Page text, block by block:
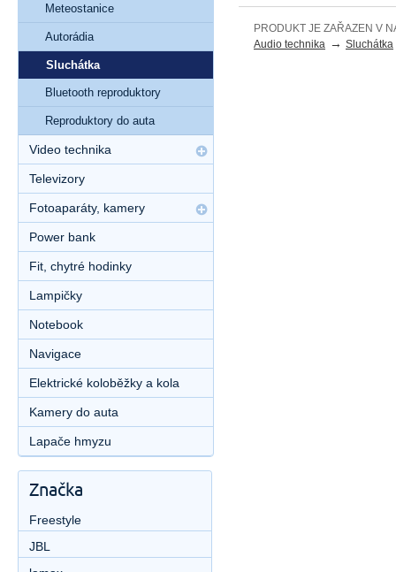
PRODUKT JE ZAŘAZEN V
Audio technika → Sluchátka
Meteostanice
Autorádia
Sluchátka
Bluetooth reproduktory
Reproduktory do auta
Video technika
Televizory
Fotoaparáty, kamery
Power bank
Fit, chytré hodinky
Lampičky
Notebook
Navigace
Elektrické koloběžky a kola
Kamery do auta
Lapače hmyzu
Značka
Freestyle
JBL